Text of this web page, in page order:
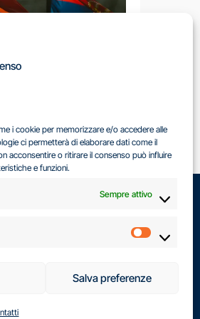
i cookie per memorizzare e/o accedere alle
ci permetterà di elaborare dati come il
acconsentire o ritirare il consenso può influire
e funzioni.
Sempre attivo
Salva preferenze